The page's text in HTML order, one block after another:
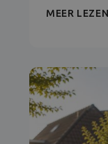
MEER LEZEN